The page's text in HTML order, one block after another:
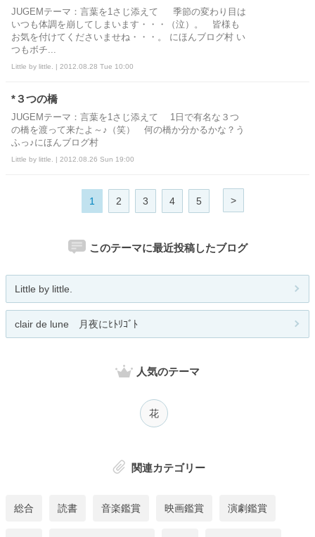
JUGEMテーマ：言葉を1さじ添えて 季節の変わり目は
いつも体調を崩してしまいます・・・（泣）。 皆様も
お気を付けてくださいませね・・・。 にほんブログ村 い
つもボチ...
Little by little. | 2012.08.28 Tue 10:00
*３つの橋
JUGEMテーマ：言葉を1さじ添えて 1日で有名な３つ
の橋を渡って来たよ～♪（笑） 何の橋か分かるかな？う
ふっ♪にほんブログ村
Little by little. | 2012.08.26 Sun 19:00
1 2 3 4 5 >
このテーマに最近投稿したブログ
Little by little.
clair de lune 月夜にﾋﾄﾘｺﾞﾄ
人気のテーマ
花
関連カテゴリー
総合 読書 音楽鑑賞 映画鑑賞 演劇鑑賞